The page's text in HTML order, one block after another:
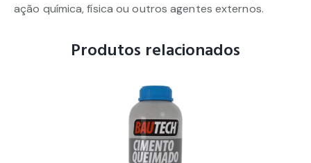
ação química, física ou outros agentes externos.
Produtos relacionados